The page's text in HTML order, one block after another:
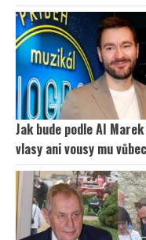
Jak bude podle AI
vlasy ani vousy mu